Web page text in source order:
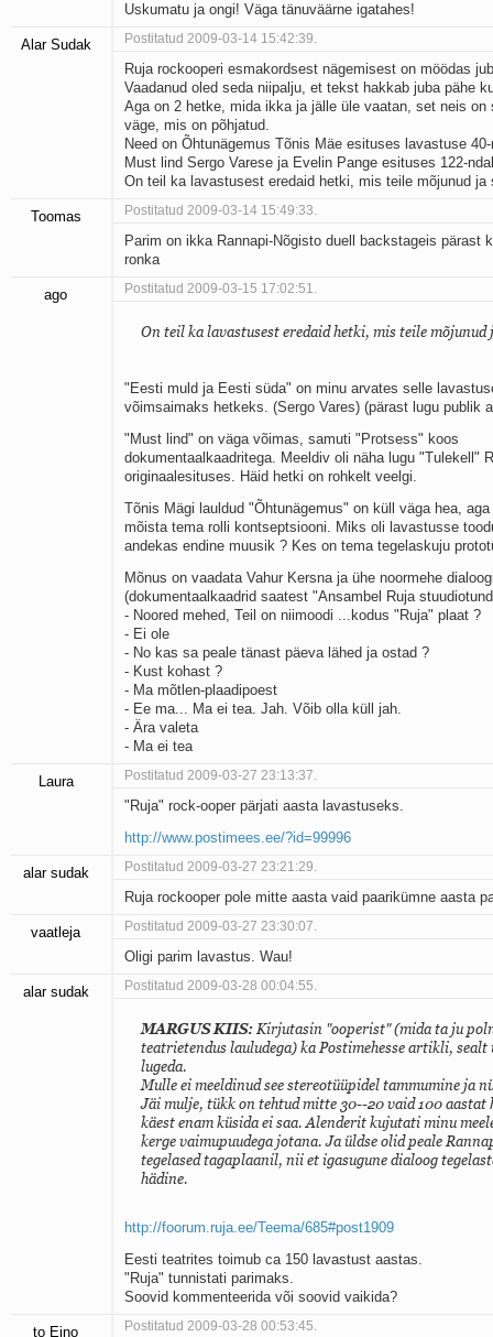
Uskumatu ja ongi! Väga tänuväärne igatahes!
Alar Sudak Postitatud 2009-03-14 15:42:39.
Ruja rockooperi esmakordsest nägemisest on möödas
Vaadanud oled seda niipalju, et tekst hakkab juba pähe
Aga on 2 hetke, mida ikka ja jälle üle vaatan, set neis on
väge, mis on põhjatud.
Need on Õhtunägemus Tõnis Mäe esituses lavastuse
Must lind Sergo Varese ja Evelin Pange esituses 122-
On teil ka lavastusest eredaid hetki, mis teile mõjunud ja
Toomas Postitatud 2009-03-14 15:49:33.
Parim on ikka Rannapi-Nõgisto duell backstageis pärast
ronka
ago Postitatud 2009-03-15 17:02:51.
On teil ka lavastusest eredaid hetki, mis teile mõjunud
"Eesti muld ja Eesti süda" on minu arvates selle
võimsaimaks hetkeks. (Sergo Vares) (pärast lugu publik
"Must lind" on väga võimas, samuti "Protsess" koos
dokumentaalkaadritega. Meeldiv oli näha lugu "Tulekell"
originaalesituses. Häid hetki on rohkelt veelgi.
Tõnis Mägi lauldud "Õhtunägemus" on küll väga hea,
mõista tema rolli kontseptsiooni. Miks oli lavastusse
andekas endine muusik ? Kes on tema tegelaskuju
Mõnus on vaadata Vahur Kersna ja ühe noormehe
(dokumentaalkaadrid saatest "Ansambel Ruja
- Noored mehed, Teil on niimoodi ...kodus "Ruja" plaat ?
- Ei ole
- No kas sa peale tänast päeva lähed ja ostad ?
- Kust kohast ?
- Ma mõtlen-plaadipoest
- Ee ma... Ma ei tea. Jah. Võib olla küll jah.
- Ära valeta
- Ma ei tea
Laura Postitatud 2009-03-27 23:13:37.
"Ruja" rock-ooper pärjati aasta lavastuseks.
http://www.postimees.ee/?id=99996
alar sudak Postitatud 2009-03-27 23:21:29.
Ruja rockooper pole mitte aasta vaid paarikümne aasta
vaatleja Postitatud 2009-03-27 23:30:07.
Oligi parim lavastus. Wau!
alar sudak Postitatud 2009-03-28 00:04:55.
MARGUS KIIS: Kirjutasin "ooperist" (mida ta ju
teatrietendus lauludega) ka Postimehesse artikli,
lugeda.
Mulle ei meeldinud see stereotüüpidel tammumine ja
Jäi mulje, tükk on tehtud mitte 30--20 vaid 100 aastat
käest enam küsida ei saa. Alenderit kujutati minu
kerge vaimupuudega jotana. Ja üldse olid peale
tegelased tagaplaanil, nii et igasugune dialoog
hädine.
http://foorum.ruja.ee/Teema/685#post1909
Eesti teatrites toimub ca 150 lavastust aastas.
"Ruja" tunnistati parimaks.
Soovid kommenteerida või soovid vaikida?
to Eino Postitatud 2009-03-28 00:53:45.